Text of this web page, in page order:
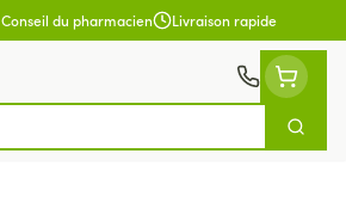
Conseil du pharmacien Livraison rapide